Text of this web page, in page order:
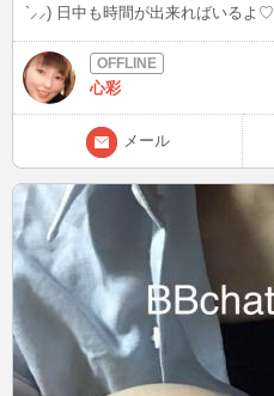
`⸝⸝) 日中も時間が出来ればいるよ♡
心彩
メール